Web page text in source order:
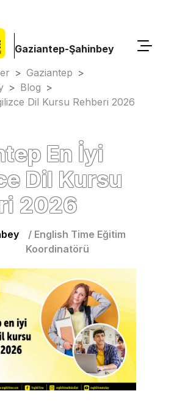
Gaziantep-Şahinbey
> Gaziantep >
> Blog >
Dil Kursu Rehberi 2026
En İyi
Dil Kursu
2026
/ English Time Eğitim
Koordinatörü